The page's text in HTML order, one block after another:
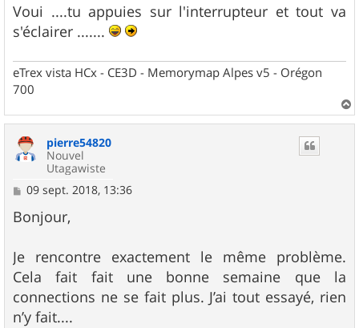
Voui ....tu appuies sur l'interrupteur et tout va
s'éclairer .......
eTrex vista HCx - CE3D - Memorymap Alpes v5 - Orégon
700
a
pierre54820
Nouvel
Utagawiste
M
s
s
g
e
09 sept. 2018, 13:36
Bonjour,
Je rencontre exactement le même problème.
Cela fait fait une bonne semaine que la
connections ne se fait plus. J’ai tout essayé, rien
n’y fait....